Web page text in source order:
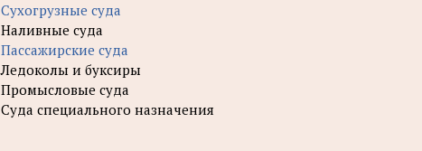
Сухогрузные суда
Наливные суда
Пассажирские суда
Ледоколы и буксиры
Промысловые суда
Суда специального назначения